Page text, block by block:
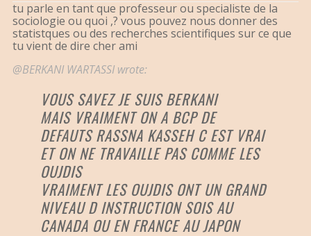
tu parle en tant que professeur ou specialiste de la
sociologie ou quoi ,? vous pouvez nous donner des
statistques ou des recherches scientifiques sur ce que
tu vient de dire cher ami
@BERKANI WARTASSI wrote:
VOUS SAVEZ JE SUIS BERKANI
MAIS VRAIMENT ON A BCP DE
DEFAUTS RASSNA KASSEH C EST VRAI
ET ON NE TRAVAILLE PAS COMME LES
OUJDIS
VRAIMENT LES OUJDIS ONT UN GRAND
NIVEAU D INSTRUCTION SOIS AU
CANADA OU EN FRANCE AU JAPON